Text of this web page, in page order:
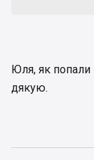
Юля, як
дякую.